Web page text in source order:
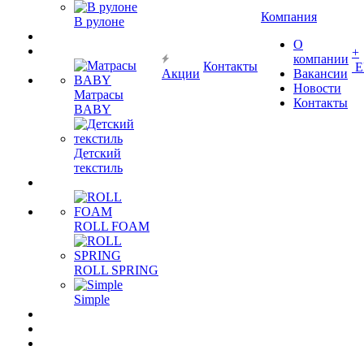
В рулоне
Матрасы
BABY
Детский
текстиль
ROLL FOAM
ROLL SPRING
Simple
Акции
Контакты
Компания
О
компании
Вакансии
Новости
Контакты
+